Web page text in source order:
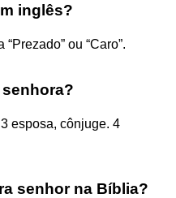
inglês?
ou “Caro”.
esposa, cônjuge. 4
senhor na Bíblia?